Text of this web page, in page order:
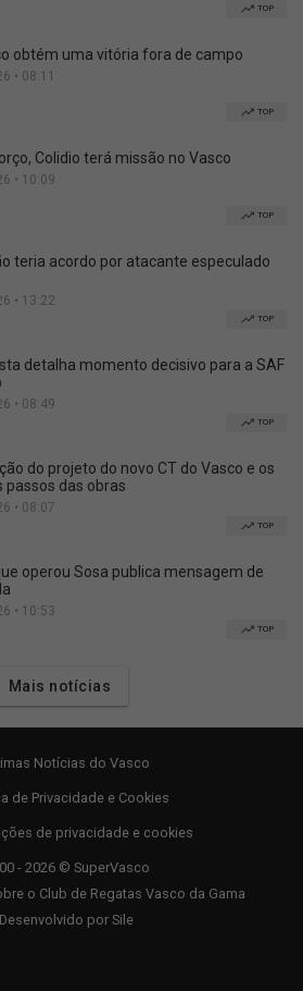
TOP
obtém uma vitória fora de campo
• 08:11
TOP
Colidio terá missão no Vasco
• 10:09
TOP
teria acordo por atacante especulado
• 13:22
TOP
detalha momento decisivo para a SAF
• 08:49
TOP
do projeto do novo CT do Vasco e os
passos das obras
• 08:07
TOP
operou Sosa publica mensagem de
• 10:53
TOP
Mais notícias
Notícias do Vasco
de Privacidade e Cookies
de privacidade e cookies
- 2026 © SuperVasco
o Club de Regatas Vasco da Gama
Desenvolvido por Sile